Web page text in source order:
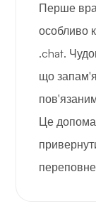
Перше
особливо
.chat.
що
Це